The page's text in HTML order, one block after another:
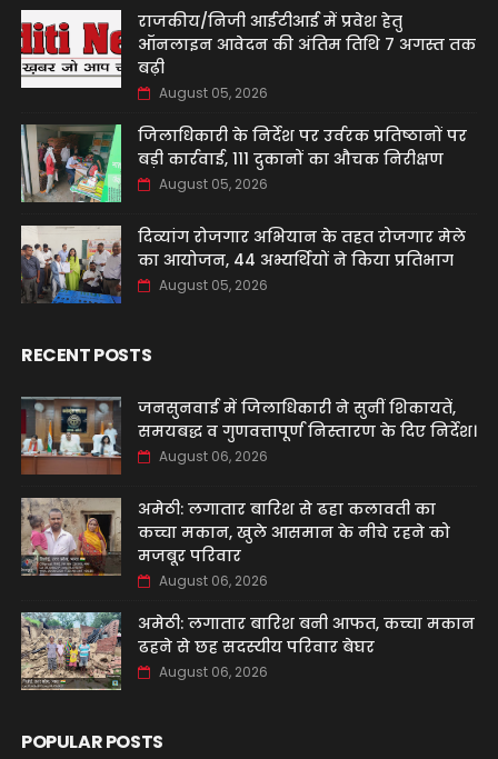
राजकीय/निजी आईटीआई में प्रवेश हेतु
ऑनलाइन आवेदन की अंतिम तिथि 7 अगस्त तक
बढ़ी
August 05, 2026
जिलाधिकारी के निर्देश पर उर्वरक प्रतिष्ठानों पर
बड़ी कार्रवाई, 111 दुकानों का औचक निरीक्षण
August 05, 2026
दिव्यांग रोजगार अभियान के तहत रोजगार मेले
का आयोजन, 44 अभ्यर्थियों ने किया प्रतिभाग
August 05, 2026
RECENT POSTS
जनसुनवाई में जिलाधिकारी ने सुनीं शिकायतें,
समयबद्ध व गुणवत्तापूर्ण निस्तारण के दिए निर्देश।
August 06, 2026
अमेठी: लगातार बारिश से ढहा कलावती का
कच्चा मकान, खुले आसमान के नीचे रहने को
मजबूर परिवार
August 06, 2026
अमेठी: लगातार बारिश बनी आफत, कच्चा मकान
ढहने से छह सदस्यीय परिवार बेघर
August 06, 2026
POPULAR POSTS